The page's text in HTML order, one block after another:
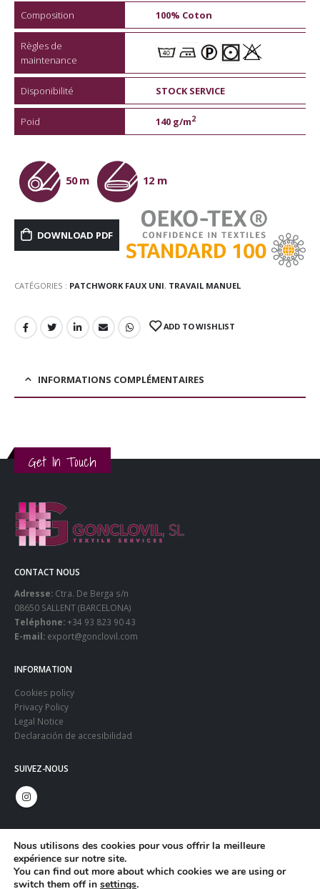
Composition 100% Coton
Règles de
maintenance
Disponibilité STOCK SERVICE
Poid 140 g/m2
50 m 12 m
DOWNLOAD PDF
CATÉGORIES : PATCHWORK FAUX UNI, TRAVAIL MANUEL
ADD TO WISHLIST
INFORMATIONS COMPLÉMENTAIRES
Get In Touch
CONTACT NOUS
Adresse: Ctra. De Berga s/n
08650 SALLENT (BARCELONA)
Teléphone:+34 93 823 90 43
E-mail: export@gonclovil.com
INFORMATION
Cookies policy
Privacy Policy
Legal Notice
Declaración de accesibilidad
SUIVEZ-NOUS
Nous utilisons des cookies pour vous offrir la meilleure
expérience sur notre site.
You can find out more about which cookies we are using or
switch them off in settings.